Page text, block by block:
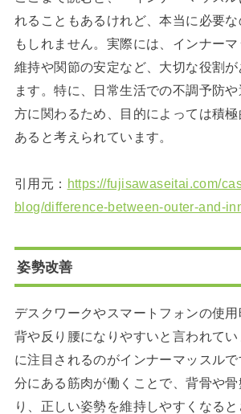
れることもあるけれど、本当に必要
もしれません。実際には、インナー
維持や関節の安定など、大切な役割
ます。特に、日常生活での不調予防
方に関わるため、目的によっては積
あると考えられています。
引用元： https://fujisawaseitai.com/
blog/difference-between-outer-and-
姿勢改善
デスクワークやスマートフォンの使
背や反り腰になりやすいと言われて
に注目されるのがインナーマッスル
分にある筋肉が働くことで、背骨や
り、正しい姿勢を維持しやすくなると